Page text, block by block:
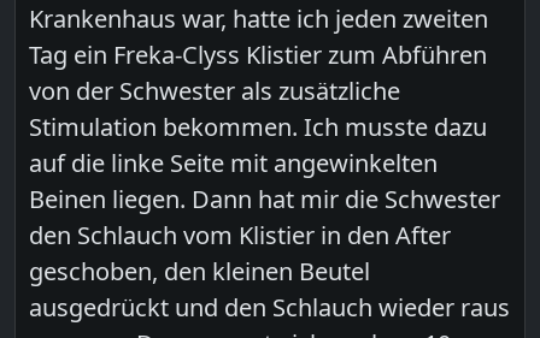
Krankenhaus war, hatte ich jeden zweiten
Tag ein Freka-Clyss Klistier zum Abführen
von der Schwester als zusätzliche
Stimulation bekommen. Ich musste dazu
auf die linke Seite mit angewinkelten
Beinen liegen. Dann hat mir die Schwester
den Schlauch vom Klistier in den After
geschoben, den kleinen Beutel
ausgedrückt und den Schlauch wieder raus